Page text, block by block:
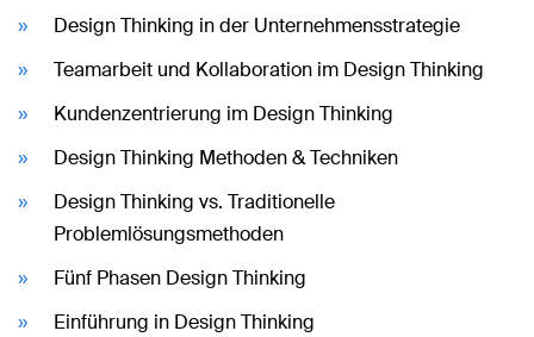
Design Thinking in der Unternehmensstrategie
Teamarbeit und Kollaboration im Design Thinking
Kundenzentrierung im Design Thinking
Design Thinking Methoden & Techniken
Design Thinking vs. Traditionelle
Problemlösungsmethoden
Fünf Phasen Design Thinking
Einführung in Design Thinking